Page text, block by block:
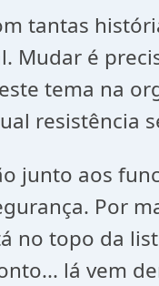
tantas
Mudar é
tema na
resistência
junto aos
Por
no topo da
lá vem